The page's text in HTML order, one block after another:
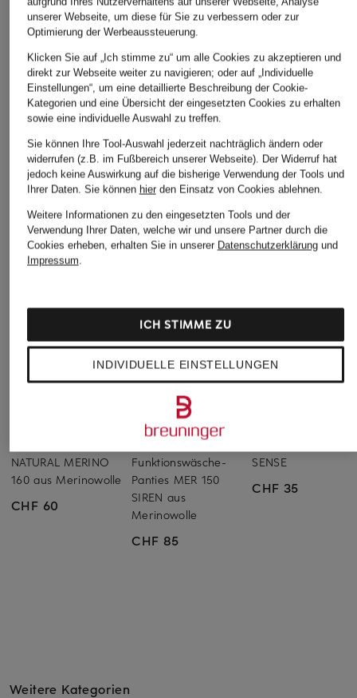
NATURAL MERINO
160 aus Merinowolle
CHF 60
icebreaker
Funktionswäsche-
Panties MER 150
SIREN aus
Merinowolle
CHF 85
SENSE
CHF 35
Weitere Kategorien
unserer Webseite, um diese für Sie zu verbessern oder zur
Optimierung der Werbeaussteuerung.
Klicken Sie auf „Ich stimme zu“ um alle Cookies zu akzeptieren und
direkt zur Webseite weiter zu navigieren; oder auf „Individuelle
Einstellungen“, um eine detaillierte Beschreibung der Cookie-
Kategorien und eine Übersicht der eingesetzten Cookies zu erhalten
sowie eine individuelle Auswahl zu treffen.
Sie können Ihre Tool-Auswahl jederzeit nachträglich ändern oder
widerrufen (z.B. im Fußbereich unserer Webseite). Der Widerruf hat
jedoch keine Auswirkung auf die bisherige Verwendung der Tools und
Ihrer Daten. Sie können hierden Einsatz von Cookies ablehnen.
Weitere Informationen zu den eingesetzten Tools und der
Verwendung Ihrer Daten, welche wir und unsere Partner durch die
Cookies erheben, erhalten Sie in unserer Datenschutzerklärungund
Impressum.
INDIVIDUELLE EINSTELLUNGEN
ICH STIMME ZU